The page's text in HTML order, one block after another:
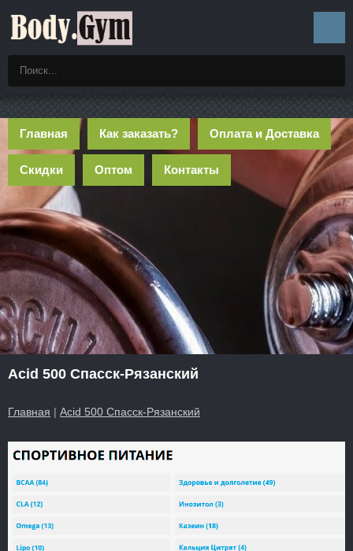
Главная Как заказать? Оплата и Доставка
Скидки Оптом Контакты
Acid 500 Спасск-Рязанский
Главная | Acid 500 Спасск-Рязанский